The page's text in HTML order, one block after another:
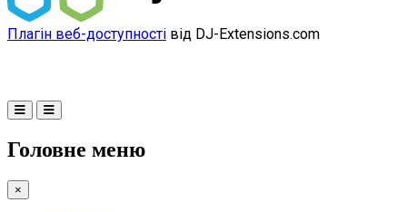
Плагін веб-доступності від DJ-Extensions.com
Головне меню
×